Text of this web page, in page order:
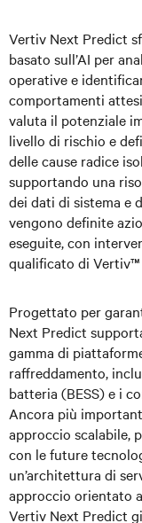
Vertiv Next Predict
basato sull’AI per
operative e
comportamenti
valuta il potenziale
livello di rischio e
delle cause radice
supportando una
dei dati di sistema e
vengono definite
eseguite, con
qualificato di Vertiv™
Progettato per
Next Predict
gamma di
raffreddamento,
batteria (BESS) e i
Ancora più
approccio scalabile,
con le future
un’architettura di
approccio orientato
Vertiv Next Predict